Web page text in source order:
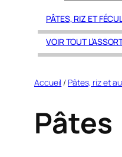
PÂTES, RIZ ET
VOIR TOUT
Accueil / Pâtes, riz et
Pâtes